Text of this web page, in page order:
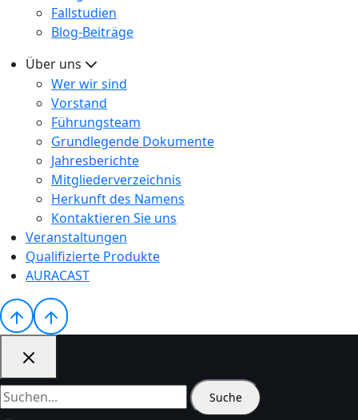
Fallstudien
Blog-Beiträge
Über uns
Wer wir sind
Vorstand
Führungsteam
Grundlegende Dokumente
Jahresberichte
Mitgliederverzeichnis
Herkunft des Namens
Kontaktieren Sie uns
Veranstaltungen
Qualifizierte Produkte
AURACAST
Suche
nach: